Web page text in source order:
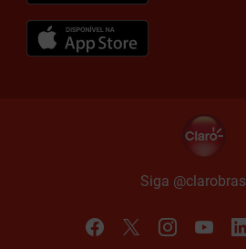
Siga @claro